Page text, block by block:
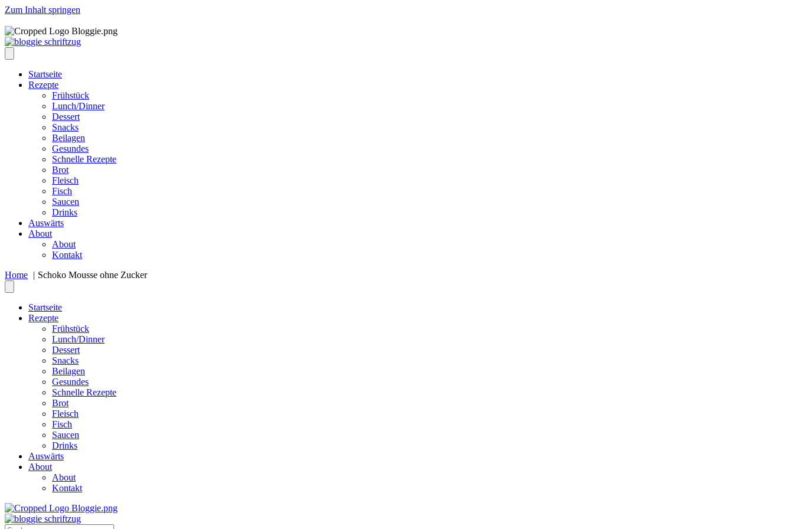
Zum Inhalt springen
Startseite
Rezepte
Frühstück
Lunch/Dinner
Dessert
Snacks
Beilagen
Gesundes
Schnelle Rezepte
Brot
Fleisch
Fisch
Saucen
Drinks
Auswärts
About
About
Kontakt
Home
Schoko Mousse ohne Zucker
Startseite
Rezepte
Frühstück
Lunch/Dinner
Dessert
Snacks
Beilagen
Gesundes
Schnelle Rezepte
Brot
Fleisch
Fisch
Saucen
Drinks
Auswärts
About
About
Kontakt